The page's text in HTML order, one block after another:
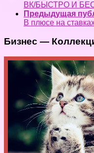
ВК/БЫСТРО И
Предыдущая
В плюсе на
Бизнес —